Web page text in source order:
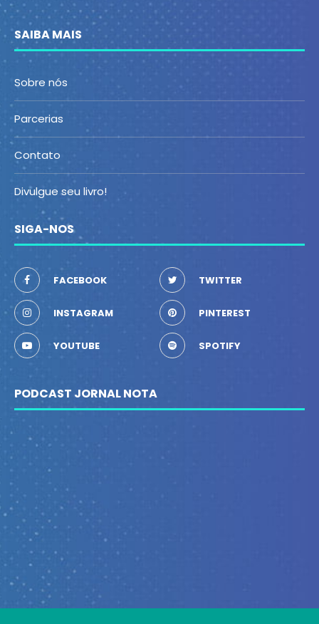
SAIBA MAIS
Sobre nós
Parcerias
Contato
Divulgue seu livro!
SIGA-NOS
FACEBOOK TWITTER
INSTAGRAM PINTEREST
YOUTUBE SPOTIFY
PODCAST JORNAL NOTA